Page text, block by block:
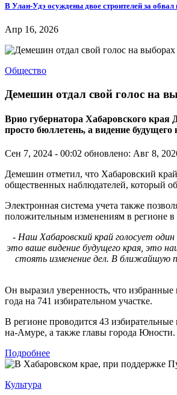
В Улан-Удэ осуждены двое строителей за
Апр 16, 2026
Общество
Демешин отдал свой голос на
Врио губернатора Хабаровского края
просто бюллетень, а видение
Сен 7, 2024 - 00:02 обновлено: Авг 8,
Демешин отметил, что Хабаровский
общественных наблюдателей, который
Электронная система учета также
положительным изменениям в регионе в
- Наш Хабаровский край голосует
это ваше видение будущего края, это
стоять изменение дел. В ближайшую
Он выразил уверенность, что
года на 741 избирательном участке.
В регионе проводится 43
на-Амуре, а также главы города Юности.
Подробнее
Культура